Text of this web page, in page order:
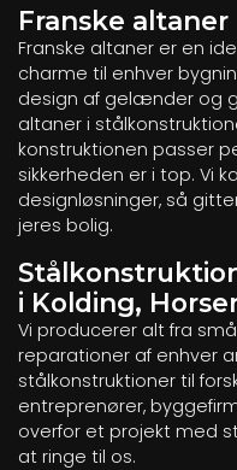
Franske altaner
Franske altaner er en
charme til enhver
design af gelænder og
altaner i
konstruktionen passer
sikkerheden er i top. Vi
designløsninger, så
jeres bolig.
i Kolding,
Vi producerer alt fra
reparationer af enhver
stålkonstruktioner til
entreprenører,
overfor et projekt med
at ringe til os.